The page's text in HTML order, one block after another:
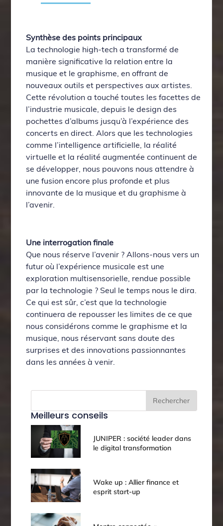
Synthèse des points principaux
La technologie high-tech a transformé de
manière significative la relation entre la
musique et le graphisme, en offrant de
nouveaux outils et perspectives aux artistes.
Cette révolution a touché toutes les facettes de
l’industrie musicale, depuis le design des
pochettes d’albums jusqu’à l’expérience des
concerts en direct. Alors que les technologies
comme l’intelligence artificielle, la réalité
virtuelle et la réalité augmentée continuent de
se développer, nous pouvons nous attendre à
une fusion encore plus profonde et plus
innovante de la musique et du graphisme à
l’avenir.
Une interrogation finale
Que nous réserve l’avenir ? Allons-nous vers un
futur où l’expérience musicale est une
exploration multisensorielle, rendue possible
par la technologie ? Seul le temps nous le dira.
Ce qui est sûr, c’est que la technologie
continuera de repousser les limites de ce que
nous considérons comme le graphisme et la
musique, nous réservant sans doute des
surprises et des innovations passionnantes
dans les années à venir.
Rechercher
Meilleurs conseils
JUNIPER : société leader dans
le digital transformation
Wake up : Allier finance et
esprit start-up